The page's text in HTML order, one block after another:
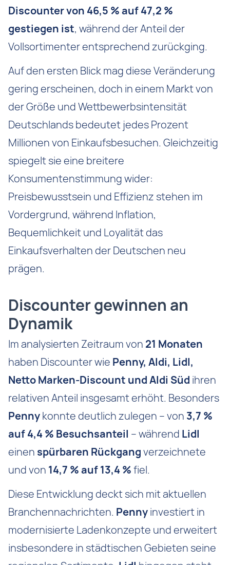
Discounter von 46,5 % auf 47,2 %
gestiegen ist, während der Anteil der
Vollsortimenter entsprechend zurückging.
Auf den ersten Blick mag diese Veränderung
gering erscheinen, doch in einem Markt von
der Größe und Wettbewerbsintensität
Deutschlands bedeutet jedes Prozent
Millionen von Einkaufsbesuchen. Gleichzeitig
spiegelt sie eine breitere
Konsumentenstimmung wider:
Preisbewusstsein und Effizienz stehen im
Vordergrund, während Inflation,
Bequemlichkeit und Loyalität das
Einkaufsverhalten der Deutschen neu
prägen.
Discounter gewinnen an
Dynamik
Im analysierten Zeitraum von 21 Monaten
haben Discounter wie Penny, Aldi, Lidl,
Netto Marken-Discount und Aldi Süd ihren
relativen Anteil insgesamt erhöht. Besonders
Pennykonnte deutlich zulegen – von 3,7 %
auf 4,4 % Besuchsanteil – während Lidl
einen spürbaren Rückgangverzeichnete
und von 14,7 % auf 13,4 %fiel.
Diese Entwicklung deckt sich mit aktuellen
Branchennachrichten. Pennyinvestiert in
modernisierte Ladenkonzepte und erweitert
insbesondere in städtischen Gebieten seine